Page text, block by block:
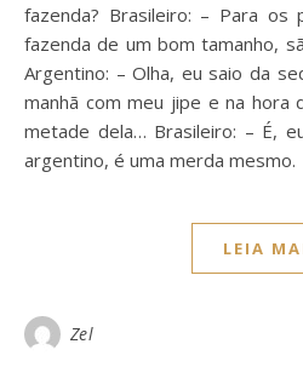
fazenda? Brasileiro: – Para
fazenda de um bom tamanho,
Argentino: – Olha, eu saio da
manhã com meu jipe e na hora
metade dela… Brasileiro: – É,
argentino, é uma merda mesmo.
LEIA
Zel